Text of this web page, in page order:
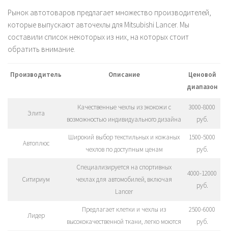
Рынок автотоваров предлагает множество производителей,
которые выпускают авточехлы для Mitsubishi Lancer. Мы
составили список некоторых из них, на которых стоит
обратить внимание.
Производитель Описание
Ценовой
диапазон
Элита
Качественные чехлы из экокожи с
возможностью индивидуального дизайна
3000-8000
руб.
Автоплюс
Широкий выбор текстильных и кожаных
чехлов по доступным ценам
1500-5000
руб.
Ситириум
Специализируется на спортивных
чехлах для автомобилей, включая
Lancer
4000-12000
руб.
Лидер
Предлагает клетки и чехлы из
высококачественной ткани, легко моются
2500-6000
руб.